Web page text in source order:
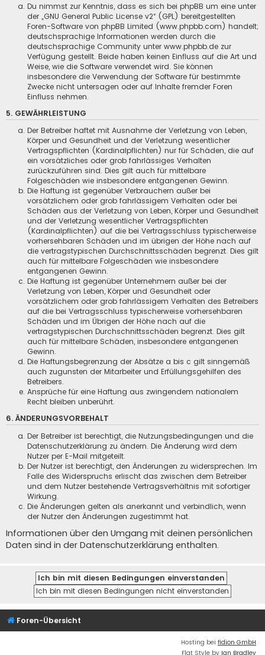
Du nimmst zur Kenntnis, dass es sich bei phpBB um eine unter
der „GNU General Public License v2“ (GPL) bereitgestellten
Foren-Software von phpBB Limited (www.phpbb.com) handelt;
deutschsprachige Informationen werden durch die
deutschsprachige Community unter www.phpbb.de zur
Verfügung gestellt. Beide haben keinen Einfluss auf die Art und
Weise, wie die Software verwendet wird. Sie können
insbesondere die Verwendung der Software für bestimmte
Zwecke nicht untersagen oder auf Inhalte fremder Foren
Einfluss nehmen.
5. GEWÄHRLEISTUNG
Der Betreiber haftet mit Ausnahme der Verletzung von Leben,
Körper und Gesundheit und der Verletzung wesentlicher
Vertragspflichten (Kardinalpflichten) nur für Schäden, die auf
ein vorsätzliches oder grob fahrlässiges Verhalten
zurückzuführen sind. Dies gilt auch für mittelbare
Folgeschäden wie insbesondere entgangenen Gewinn.
Die Haftung ist gegenüber Verbrauchern außer bei
vorsätzlichem oder grob fahrlässigem Verhalten oder bei
Schäden aus der Verletzung von Leben, Körper und Gesundheit
und der Verletzung wesentlicher Vertragspflichten
(Kardinalpflichten) auf die bei Vertragsschluss typischerweise
vorhersehbaren Schäden und im übrigen der Höhe nach auf
die vertragstypischen Durchschnittsschäden begrenzt. Dies gilt
auch für mittelbare Folgeschäden wie insbesondere
entgangenen Gewinn.
Die Haftung ist gegenüber Unternehmern außer bei der
Verletzung von Leben, Körper und Gesundheit oder
vorsätzlichem oder grob fahrlässigem Verhalten des Betreibers
auf die bei Vertragsschluss typischerweise vorhersehbaren
Schäden und im Übrigen der Höhe nach auf die
vertragstypischen Durchschnittsschäden begrenzt. Dies gilt
auch für mittelbare Schäden, insbesondere entgangenen
Gewinn.
Die Haftungsbegrenzung der Absätze a bis c gilt sinngemäß
auch zugunsten der Mitarbeiter und Erfüllungsgehilfen des
Betreibers.
Ansprüche für eine Haftung aus zwingendem nationalem
Recht bleiben unberührt.
6. ÄNDERUNGSVORBEHALT
Der Betreiber ist berechtigt, die Nutzungsbedingungen und die
Datenschutzerklärung zu ändern. Die Änderung wird dem
Nutzer per E-Mail mitgeteilt.
Der Nutzer ist berechtigt, den Änderungen zu widersprechen. Im
Falle des Widerspruchs erlischt das zwischen dem Betreiber
und dem Nutzer bestehende Vertragsverhältnis mit sofortiger
Wirkung.
Die Änderungen gelten als anerkannt und verbindlich, wenn
der Nutzer den Änderungen zugestimmt hat.
Informationen über den Umgang mit deinen persönlichen
Daten sind in der Datenschutzerklärung enthalten.
Foren-Übersicht
Hosting bei fidion GmbH
Flat Style by Ian Bradley